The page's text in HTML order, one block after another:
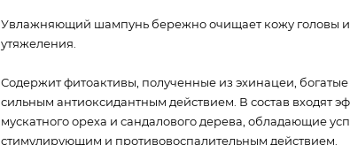
Увлажняющий шампунь бережно очищает кожу головы и
утяжеления.
Содержит фитоактивы, полученные из эхинацеи,
сильным антиоксидантным действием. В состав входят
мускатного ореха и сандалового дерева, обладающие
стимулирующим и противовоспалительным действием.